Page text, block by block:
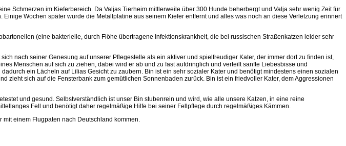
Schmerzen im Kieferbereich. Da Valjas Tierheim mittlerweile über 300 Hunde beherbergt und Valja sehr wenig Zeit für
Wochen später wurde die Metallplatine aus seinem Kiefer entfernt und alles was noch an diese Verletzung erinnert
(eine bakterielle, durch Flöhe übertragene Infektionskrankheit, die bei russischen Straßenkatzen leider sehr
nach seiner Genesung auf unserer Pflegestelle als ein aktiver und spielfreudiger Kater, der immer dort zu finden ist,
Menschen auf sich zu ziehen, dabei wird er ab und zu fast aufdringlich und verteilt sanfte Liebesbisse und
ein Lächeln auf Lilias Gesicht zu zaubern. Bin ist ein sehr sozialer Kater und benötigt mindestens einen sozialen
sich auf die Fensterbank zum gemütlichen Sonnenbaden zurück. Bin ist ein friedvoller Kater, dem Aggressionen
und gesund. Selbstverständlich ist unser Bin stubenrein und wird, wie alle unsere Katzen, in eine reine
Fell und benötigt daher regelmäßige Hilfe bei seiner Fellpflege durch regelmäßiges Kämmen.
einem Flugpaten nach Deutschland kommen.